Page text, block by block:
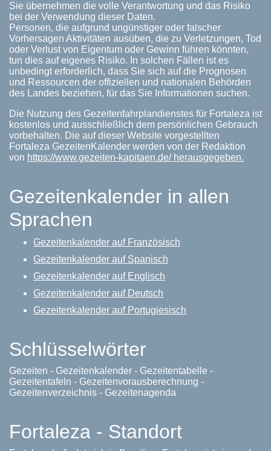
Sie übernehmen die volle Verantwortung und das Risiko
bei der Verwendung dieser Daten.
Personen, die aufgrund ungünstiger oder falscher
Vorhersagen Aktivitäten ausüben, die zu Verletzungen, Tod
oder Verlust von Eigentum oder Gewinn führen könnten,
tun dies auf eigenes Risiko. In solchen Fällen ist es
unbedingt erforderlich, dass Sie sich auf die Prognosen
und Ressourcen der offiziellen und nationalen Behörden
des Landes beziehen, für das Sie Informationen suchen.
Die Nutzung des Gezeitenfahrplandienstes für Fortaleza ist
kostenlos und ausschließlich dem persönlichen Gebrauch
vorbehalten. Die auf dieser Website vorgestellten
Fortaleza GezeitenKalender werden von der Redaktion
von https://www.gezeiten-kapitaen.de/ herausgegeben.
Gezeitenkalender in allen
Sprachen
Gezeitenkalender auf Französisch
Gezeitenkalender auf Spanisch
Gezeitenkalender auf Englisch
Gezeitenkalender auf Deutsch
Gezeitenkalender auf Portugiesisch
Schlüsselwörter
Gezeiten - Gezeitenkalender - Gezeitentabelle -
Gezeitentafeln - Gezeitenvorausberechnung -
Gezeitenverzeichnis - Gezeitenagenda
Fortaleza - Standort